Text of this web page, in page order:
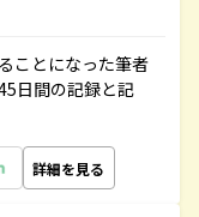
ことになった筆者
日間の記録と記
詳細を見る